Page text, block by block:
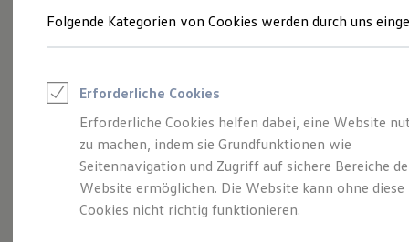
Junge Gebrauchtwagen und Gebrauchtwagen
Saisonangebote
Leasing
Leasing-Angebote
Gebrauchtwagen Leasing
Junge Gebrauchtwagen-Leasing
Elektroauto Leasing
Kleinwagen-Leasing
Leasing ohne Anzahlung
Mehr Raum für alle(s).
Der Tayron.
Folgende Kategorien von Cookies werden durch uns
Erforderliche Cookies
Erforderliche Cookies helfen dabei, eine Website
zu machen, indem sie Grundfunktionen wie
Seitennavigation und Zugriff auf sichere Bereiche
Website ermöglichen. Die Website kann ohne diese
Cookies nicht richtig funktionieren.